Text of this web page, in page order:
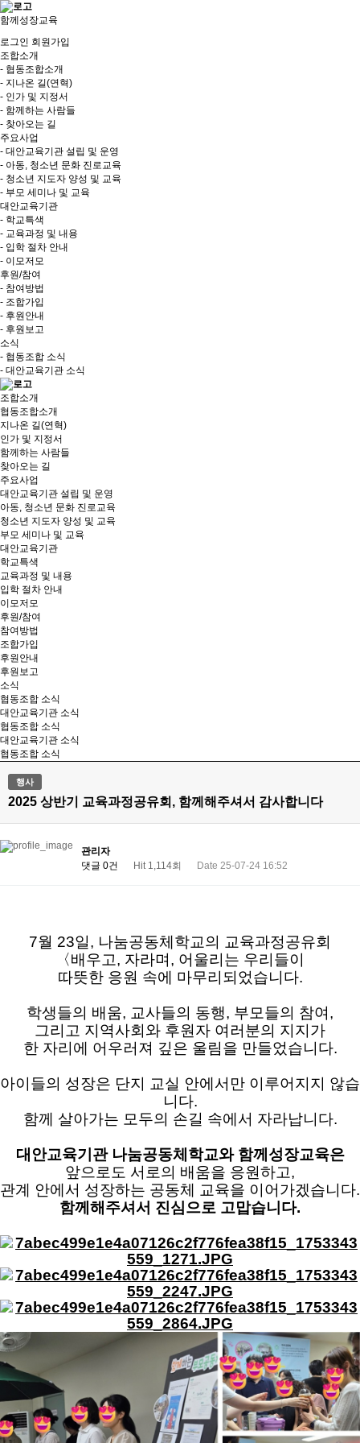
함께성장교육
로그인 회원가입
조합소개
- 협동조합소개
- 지나온 길(연혁)
- 인가 및 지정서
- 함께하는 사람들
- 찾아오는 길
주요사업
- 대안교육기관 설립 및 운영
- 아동, 청소년 문화 진로교육
- 청소년 지도자 양성 및 교육
- 부모 세미나 및 교육
대안교육기관
- 학교특색
- 교육과정 및 내용
- 입학 절차 안내
- 이모저모
후원/참여
- 참여방법
- 조합가입
- 후원안내
- 후원보고
소식
- 협동조합 소식
- 대안교육기관 소식
조합소개
협동조합소개
지나온 길(연혁)
인가 및 지정서
함께하는 사람들
찾아오는 길
주요사업
대안교육기관 설립 및 운영
아동, 청소년 문화 진로교육
청소년 지도자 양성 및 교육
부모 세미나 및 교육
대안교육기관
학교특색
교육과정 및 내용
입학 절차 안내
이모저모
후원/참여
참여방법
조합가입
후원안내
후원보고
소식
협동조합 소식
대안교육기관 소식
협동조합 소식
대안교육기관 소식
협동조합 소식
행사
2025 상반기 교육과정공유회, 함께해주셔서 감사합니다
관리자
댓글 0건
Hit 1,114회 Date 25-07-24 16:52
7월 23일, 나눔공동체학교의 교육과정공유회
〈배우고, 자라며, 어울리는 우리들이
따뜻한 응원 속에 마무리되었습니다.
학생들의 배움, 교사들의 동행, 부모들의 참여,
그리고 지역사회와 후원자 여러분의 지지가
한 자리에 어우러져 깊은 울림을 만들었습니다.
아이들의 성장은 단지 교실 안에서만 이루어지지 않습
니다.
함께 살아가는 모두의 손길 속에서 자라납니다.
대안교육기관 나눔공동체학교와 함께성장교육은
앞으로도 서로의 배움을 응원하고,
관계 안에서 성장하는 공동체 교육을 이어가겠습니다.
함께해주셔서 진심으로 고맙습니다.